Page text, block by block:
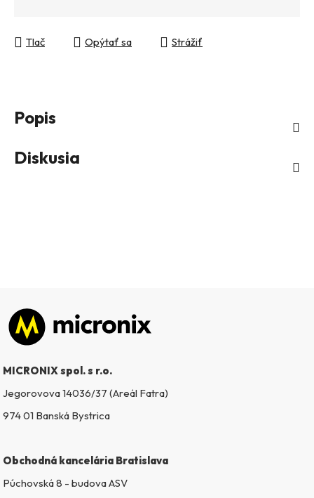
Tlač Opýtať sa Strážiť
Popis
Diskusia
Zápätie
MICRONIX spol. s r.o.
Jegorovova 14036/37 (Areál Fatra)
974 01 Banská Bystrica
Obchodná kancelária Bratislava
Púchovská 8 - budova ASV